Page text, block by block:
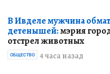
В Ивделе мужчина
детенышей:мэрия
отстрел животных
4 часа назад
ОБЩЕСТВО